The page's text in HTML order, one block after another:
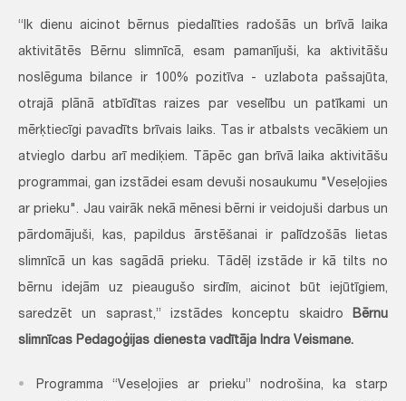
“Ik dienu aicinot bērnus piedalīties radošās un brīvā laika
aktivitātēs Bērnu slimnīcā, esam pamanījuši, ka aktivitāšu
noslēguma bilance ir 100% pozitīva - uzlabota pašsajūta,
otrajā plānā atbīdītas raizes par veselību un patīkami un
mērķtiecīgi pavadīts brīvais laiks. Tas ir atbalsts vecākiem un
atvieglo darbu arī mediķiem. Tāpēc gan brīvā laika aktivitāšu
programmai, gan izstādei esam devuši nosaukumu "Veseļojies
ar prieku". Jau vairāk nekā mēnesi bērni ir veidojuši darbus un
pārdomājuši, kas, papildus ārstēšanai ir palīdzošās lietas
slimnīcā un kas sagādā prieku. Tādēļ izstāde ir kā tilts no
bērnu idejām uz pieaugušo sirdīm, aicinot būt iejūtīgiem,
saredzēt un saprast,” izstādes konceptu skaidro Bērnu
slimnīcas Pedagoģijas dienesta vadītāja Indra Veismane.
Programma “Veseļojies ar prieku” nodrošina, ka starp